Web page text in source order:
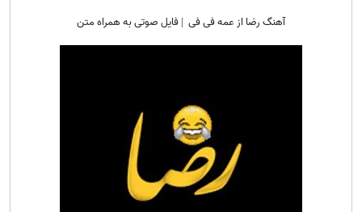
آهنگ رضا از عمه فی فی | فایل صوتی به همراه متن